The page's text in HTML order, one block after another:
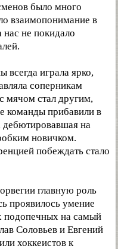
было много
взаимопонимание в
не покидало
всегда играла ярко,
соперникам
мячом стал другим,
команды прибавили в
на
новичком.
побеждать стало
главную роль
проявилось умение
подопечных на самый
Соловьев и Евгений
хоккеистов к